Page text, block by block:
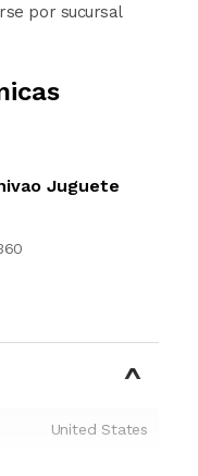
por sucursal
Juguete
United States